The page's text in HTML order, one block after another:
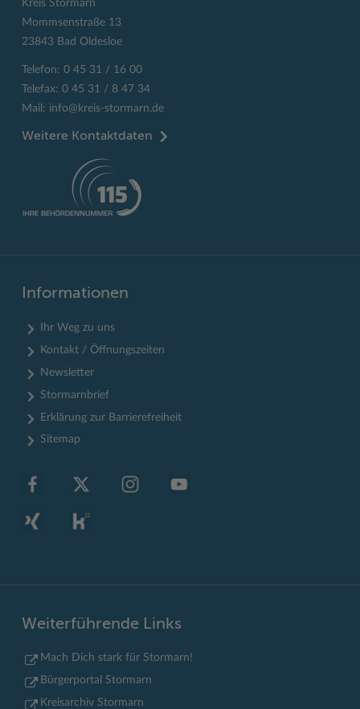
Kreis Stormarn
Mommsenstraße 13
23843 Bad Oldesloe
Telefon: 0 45 31 / 16 00
Telefax: 0 45 31 / 8 47 34
Mail: info@kreis-stormarn.de
Weitere Kontaktdaten
Informationen
Ihr Weg zu uns
Kontakt / Öffnungszeiten
Newsletter
Stormarnbrief
Erklärung zur Barrierefreiheit
Sitemap
Weiterführende Links
Mach Dich stark für Stormarn!
Bürgerportal Stormarn
Kreisarchiv Stormarn